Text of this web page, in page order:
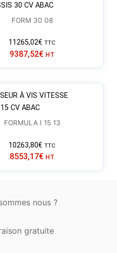
30 CV ABAC
FORM 30 08
11265,02€ TTC
9387,52€ HT
À VIS VITESSE
CV ABAC
FORMULA I 15 13
10263,80€ TTC
8553,17€ HT
nous ?
gratuite